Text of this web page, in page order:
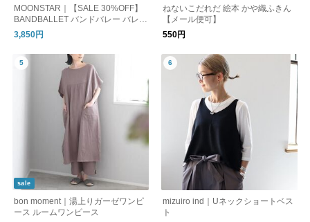
MOONSTAR｜【SALE 30%OFF】
BANDBALLET バンドバレー バレー
シューズ フラットシューズ bandba
llet
3,850円
ねないこだれだ 絵本 かや織ふきん
【メール便可】
550円
sale
bon moment｜湯上りガーゼワンピ
ース ルームワンピース
mizuiro ind｜Uネックショートベス
ト